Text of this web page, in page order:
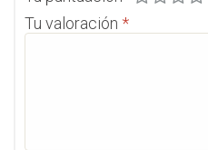
Tu valoración *